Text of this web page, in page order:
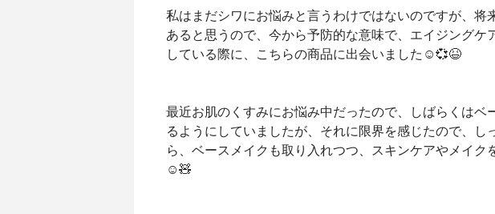
私はまだシワにお悩みと言うわけではないのですが、将
あると思うので、今から予防的な意味で、エイジングケ
している際に、こちらの商品に出会いました☺️💞😆
最近お肌のくすみにお悩み中だったので、しばらくはベ
るようにしていましたが、それに限界を感じたので、し
ら、ベースメイクも取り入れつつ、スキンケアやメイク
☺️🧸